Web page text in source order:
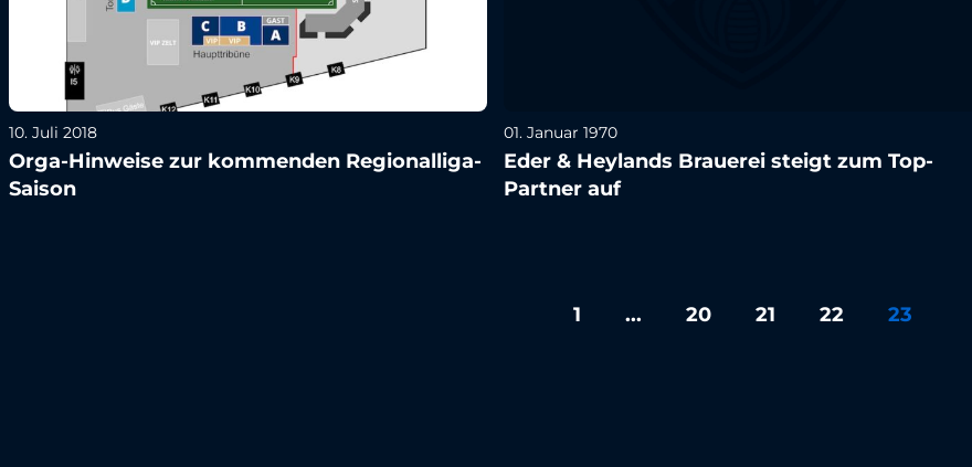
10. Juli 2018
Orga-Hinweise zur kommenden Regionalliga-
Saison
01. Januar 1970
Eder & Heylands Brauerei steigt zum Top-
Partner auf
1 ... 20 21 22 23